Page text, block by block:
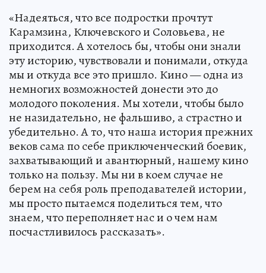
«Надеяться, что все подростки прочтут
Карамзина, Ключевского и Соловьева, не
приходится. А хотелось бы, чтобы они знали
эту историю, чувствовали и понимали, откуда
мы и откуда все это пришло. Кино — одна из
немногих возможностей донести это до
молодого поколения. Мы хотели, чтобы было
не назидательно, не фальшиво, а страстно и
убедительно. А то, что наша история прежних
веков сама по себе приключенческий боевик,
захватывающий и авантюрный, нашему кино
только на пользу. Мы ни в коем случае не
берем на себя роль преподавателей истории,
мы просто пытаемся поделиться тем, что
знаем, что переполняет нас и о чем нам
посчастливилось рассказать».